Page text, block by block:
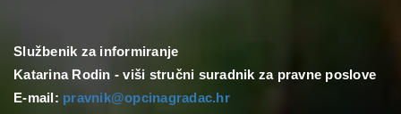
Službenik za informiranje
Katarina Rodin - viši stručni suradnik za pravne poslove
E-mail: pravnik@opcinagradac.hr